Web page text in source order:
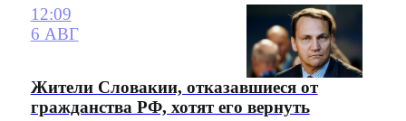
12:09
6 АВГ
Жители Словакии, отказавшиеся от
гражданства РФ, хотят его вернуть